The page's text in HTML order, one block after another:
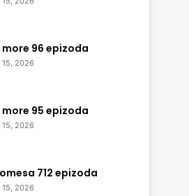
more 96 epizoda
15, 2026
more 95 epizoda
15, 2026
712 epizoda
15, 2026